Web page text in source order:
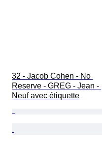
32 - Jacob Cohen - No
Reserve - GREG - Jean -
Neuf avec étiquette